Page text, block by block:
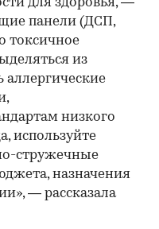
для здоровья, —
панели (ДСП,
токсичное
из
аллергические
низкого
используйте
стружечные
назначения
— рассказала